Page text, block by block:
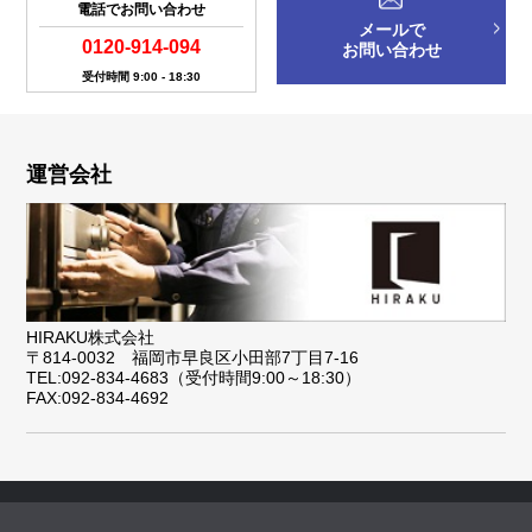
電話でお問い合わせ
0120-914-094
受付時間 9:00 - 18:30
メールで
お問い合わせ
運営会社
HIRAKU株式会社
〒814-0032 福岡市早良区小田部7丁目7-16
TEL:092-834-4683（受付時間9:00～18:30）
FAX:092-834-4692